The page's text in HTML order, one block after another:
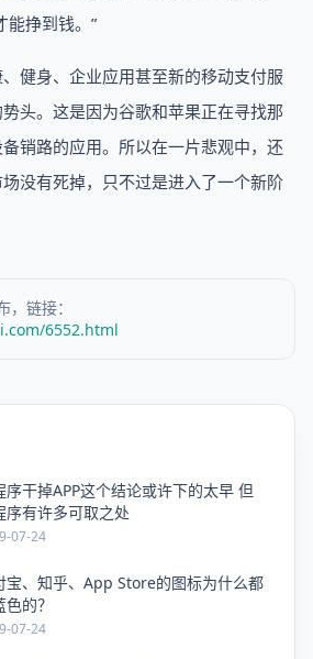
能挣到钱。”
健身、企业应用甚至新的移动支付服
头。这是因为谷歌和苹果正在寻找那
销路的应用。所以在一片悲观中，还
没有死掉，只不过是进入了一个新阶
链接：
6552.html
序干掉APP这个结论或许下的太早 但
序有许多可取之处
07-24
宝、知乎、App Store的图标为什么都
的？
07-24